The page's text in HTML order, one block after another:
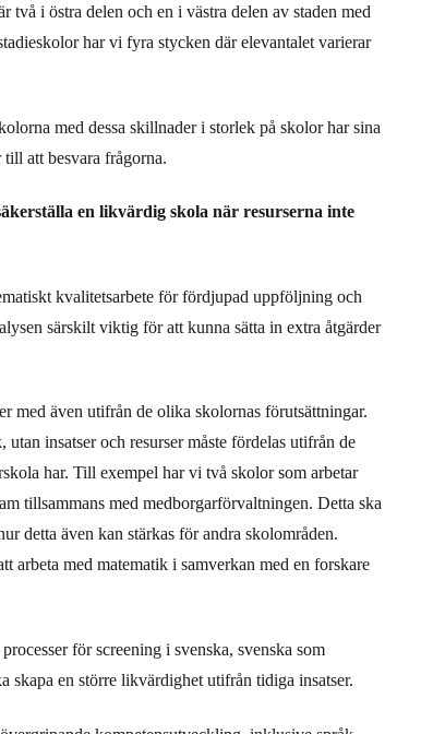
två i östra delen och en i västra delen av staden med
har vi fyra stycken där elevantalet varierar
med dessa skillnader i storlek på skolor har sina
att besvara frågorna.
en likvärdig skola när resurserna inte
kvalitetsarbete för fördjupad uppföljning och
särskilt viktig för att kunna sätta in extra åtgärder
med även utifrån de olika skolornas förutsättningar.
insatser och resurser måste fördelas utifrån de
har. Till exempel har vi två skolor som arbetar
tillsammans med medborgarförvaltningen. Detta ska
detta även kan stärkas för andra skolområden.
arbeta med matematik i samverkan med en forskare
för screening i svenska, svenska som
skapa en större likvärdighet utifrån tidiga insatser.